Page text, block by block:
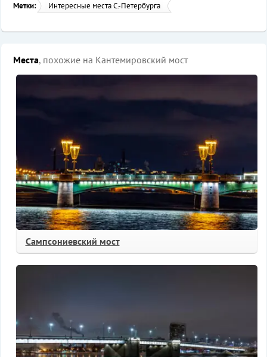
Метки: Интересные места С.-Петербурга
Места, похожие на Кантемировский мост
Сампсониевский мост